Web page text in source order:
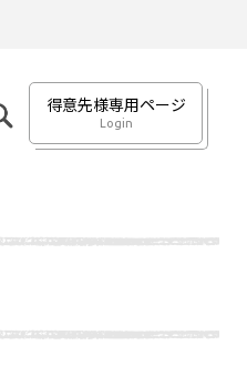
得意先様専用ページ
Login